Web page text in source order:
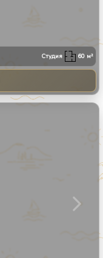
Студия 60 м²